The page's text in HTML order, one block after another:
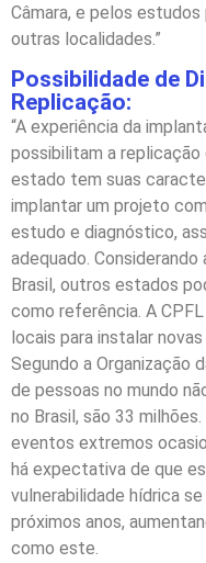
Câmara, e pelos
outras localidades.”
Possibilidade de
Replicação:
“A experiência da
possibilitam a
estado tem suas
implantar um projeto
estudo e diagnóstico,
adequado.
Brasil, outros estados
como referência. A
locais para instalar
Segundo a Organização
de pessoas no mundo
no Brasil, são 33
eventos extremos
há expectativa de que
vulnerabilidade hídrica
próximos anos,
como este.